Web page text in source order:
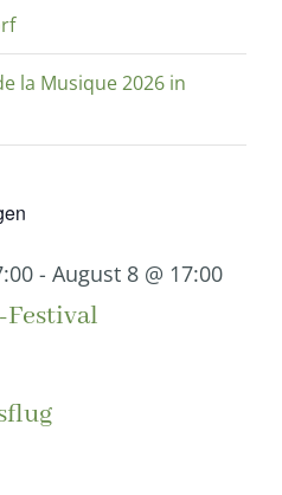
la Musique 2026 in
- August 8 @ 17:00
Festival